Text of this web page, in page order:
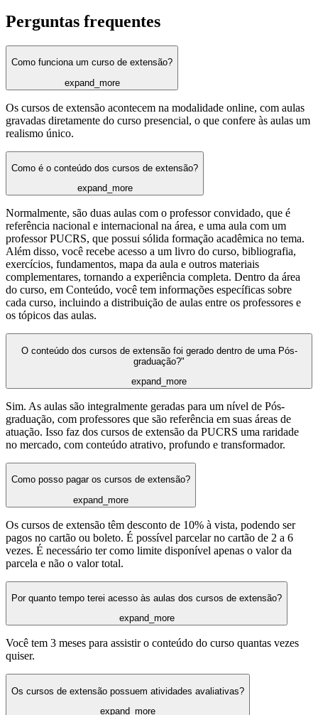
Perguntas frequentes
Como funciona um curso de extensão?
expand_more
Os cursos de extensão acontecem na modalidade online, com aulas
gravadas diretamente do curso presencial, o que confere às aulas um
realismo único.
Como é o conteúdo dos cursos de extensão?
expand_more
Normalmente, são duas aulas com o professor convidado, que é
referência nacional e internacional na área, e uma aula com um
professor PUCRS, que possui sólida formação acadêmica no tema.
Além disso, você recebe acesso a um livro do curso, bibliografia,
exercícios, fundamentos, mapa da aula e outros materiais
complementares, tornando a experiência completa. Dentro da área
do curso, em Conteúdo, você tem informações específicas sobre
cada curso, incluindo a distribuição de aulas entre os professores e
os tópicos das aulas.
O conteúdo dos cursos de extensão foi gerado dentro de uma Pós-
graduação?"
expand_more
Sim. As aulas são integralmente geradas para um nível de Pós-
graduação, com professores que são referência em suas áreas de
atuação. Isso faz dos cursos de extensão da PUCRS uma raridade
no mercado, com conteúdo atrativo, profundo e transformador.
Como posso pagar os cursos de extensão?
expand_more
Os cursos de extensão têm desconto de 10% à vista, podendo ser
pagos no cartão ou boleto. É possível parcelar no cartão de 2 a 6
vezes. É necessário ter como limite disponível apenas o valor da
parcela e não o valor total.
Por quanto tempo terei acesso às aulas dos cursos de extensão?
expand_more
Você tem 3 meses para assistir o conteúdo do curso quantas vezes
quiser.
Os cursos de extensão possuem atividades avaliativas?
expand_more